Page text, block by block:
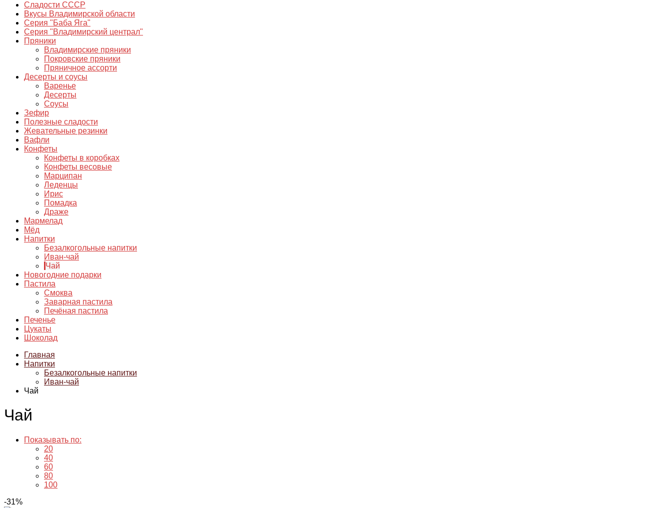
Сладости СССР
Вкусы Владимирской области
Серия "Баба Яга"
Серия "Владимирский централ"
Пряники
Владимирские пряники
Покровские пряники
Пряничное ассорти
Десерты и соусы
Варенье
Десерты
Соусы
Зефир
Полезные сладости
Жевательные резинки
Вафли
Конфеты
Конфеты в коробках
Конфеты весовые
Марципан
Леденцы
Ирис
Помадка
Драже
Мармелад
Мёд
Напитки
Безалкогольные напитки
Иван-чай
Чай
Новогодние подарки
Пастила
Смоква
Заварная пастила
Печёная пастила
Печенье
Цукаты
Шоколад
Главная
Напитки
Безалкогольные напитки
Иван-чай
Чай
Чай
Показывать по:
20
40
60
80
100
-31%